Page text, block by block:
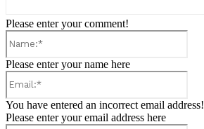
Please enter your comment!
Please enter your name here
You have entered an incorrect email address!
Please enter your email address here